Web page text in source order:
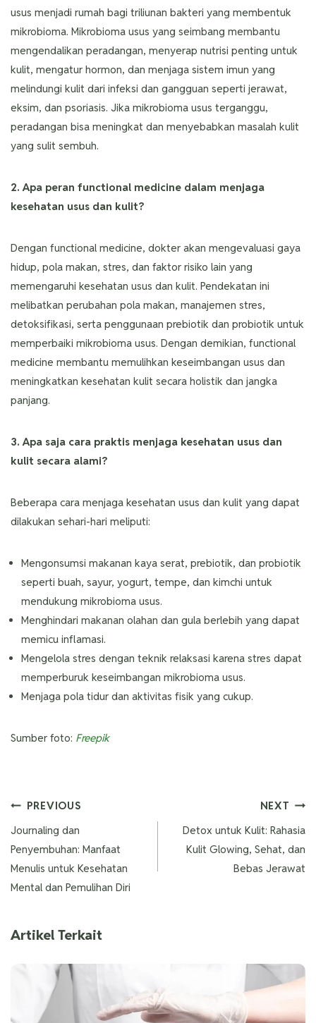
usus menjadi rumah bagi triliunan bakteri yang membentuk
mikrobioma. Mikrobioma usus yang seimbang membantu
mengendalikan peradangan, menyerap nutrisi penting untuk
kulit, mengatur hormon, dan menjaga sistem imun yang
melindungi kulit dari infeksi dan gangguan seperti jerawat,
eksim, dan psoriasis. Jika mikrobioma usus terganggu,
peradangan bisa meningkat dan menyebabkan masalah kulit
yang sulit sembuh.
2. Apa peran functional medicine dalam menjaga
kesehatan usus dan kulit?
Dengan functional medicine, dokter akan mengevaluasi gaya
hidup, pola makan, stres, dan faktor risiko lain yang
memengaruhi kesehatan usus dan kulit. Pendekatan ini
melibatkan perubahan pola makan, manajemen stres,
detoksifikasi, serta penggunaan prebiotik dan probiotik untuk
memperbaiki mikrobioma usus. Dengan demikian, functional
medicine membantu memulihkan keseimbangan usus dan
meningkatkan kesehatan kulit secara holistik dan jangka
panjang.
3. Apa saja cara praktis menjaga kesehatan usus dan
kulit secara alami?
Beberapa cara menjaga kesehatan usus dan kulit yang dapat
dilakukan sehari-hari meliputi:
Mengonsumsi makanan kaya serat, prebiotik, dan probiotik
seperti buah, sayur, yogurt, tempe, dan kimchi untuk
mendukung mikrobioma usus.
Menghindari makanan olahan dan gula berlebih yang dapat
memicu inflamasi.
Mengelola stres dengan teknik relaksasi karena stres dapat
memperburuk keseimbangan mikrobioma usus.
Menjaga pola tidur dan aktivitas fisik yang cukup.
Sumber foto: Freepik
PREVIOUS
Journaling dan
Penyembuhan: Manfaat
Menulis untuk Kesehatan
Mental dan Pemulihan Diri
NEXT
Detox untuk Kulit: Rahasia
Kulit Glowing, Sehat, dan
Bebas Jerawat
Artikel Terkait